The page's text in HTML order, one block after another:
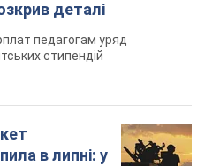
деталі
педагогам уряд
стипендій
в липні: у